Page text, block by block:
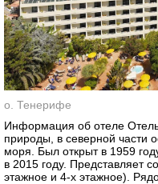
о. Тенерифе
Информация об отеле
природы, в северной части
моря. Был открыт в 1959
в 2015 году. Представляет
этажное и 4-х этажное).